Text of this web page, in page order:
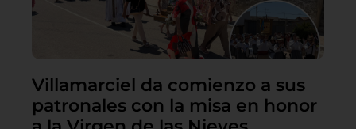
Villamarciel da comienzo a sus
patronales con la misa en honor